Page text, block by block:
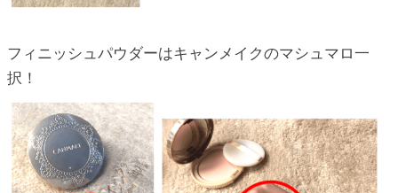
フィニッシュパウダーはキャンメイクのマシュマロ一
択！